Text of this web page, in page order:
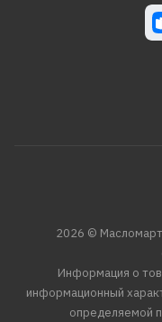
2026 ©
Информация о
информационный
определяемой